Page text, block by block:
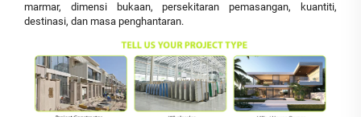
marmar, dimensi bukaan, persekitaran pemasangan, kuantiti,
destinasi, dan masa penghantaran.